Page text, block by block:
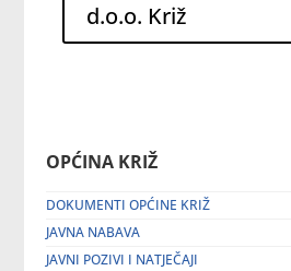
OPĆINA KRIŽ
DOKUMENTI OPĆINE KRIŽ
JAVNA NABAVA
JAVNI POZIVI I NATJEČAJI
d.o.o. Križ